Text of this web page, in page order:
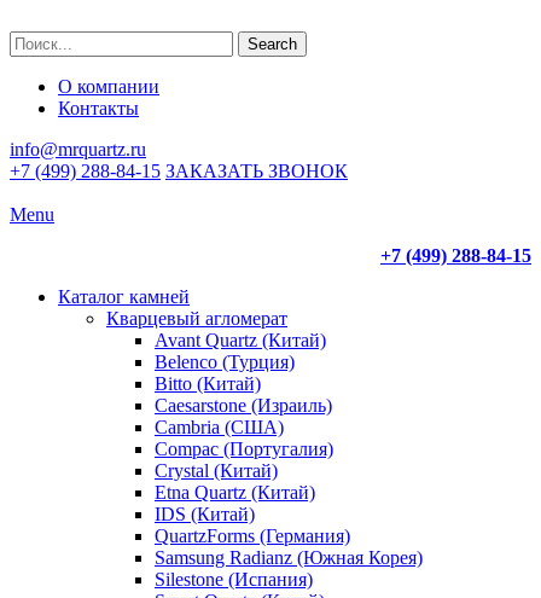
Search
О компании
Контакты
info@mrquartz.ru
+7 (499) 288-84-15 ЗАКАЗАТЬ ЗВОНОК
Menu
+7 (499) 288-84-15
Каталог камней
Кварцевый агломерат
Avant Quartz (Китай)
Belenco (Турция)
Bitto (Китай)
Caesarstone (Израиль)
Cambria (США)
Compac (Португалия)
Crystal (Китай)
Etna Quartz (Китай)
IDS (Китай)
QuartzForms (Германия)
Samsung Radianz (Южная Корея)
Silestone (Испания)